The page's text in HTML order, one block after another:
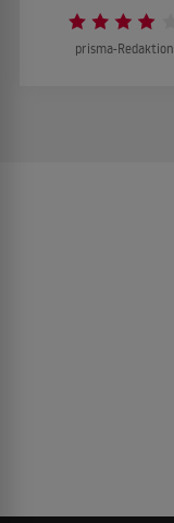
prisma-Redaktion